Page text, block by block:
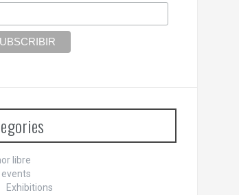
libre
Exhibitions